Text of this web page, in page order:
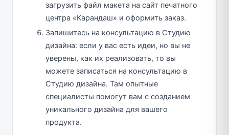
загрузить файл макета на сайт печатного
центра «Карандаш» и оформить заказ.
Запишитесь на консультацию в Студию
дизайна: если у вас есть идеи, но вы не
уверены, как их реализовать, то вы
можете записаться на консультацию в
Студию дизайна. Там опытные
специалисты помогут вам с созданием
уникального дизайна для вашего
продукта.